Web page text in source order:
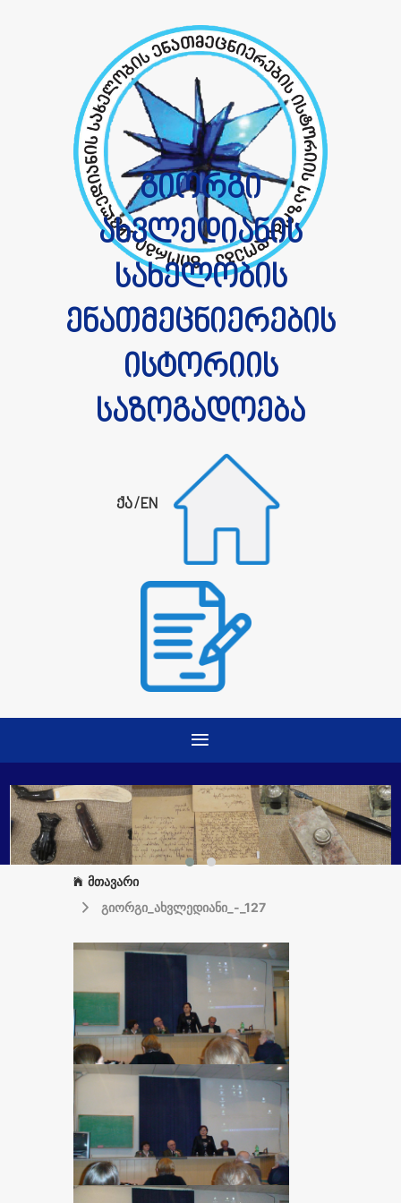
გიორგი
ახვლედიანის
სახელობის
ენათმეცნიერების
ისტორიის
საზოგადოება
ქა/EN
მთავარი
გიორგი_ახვლედიანი_-_127